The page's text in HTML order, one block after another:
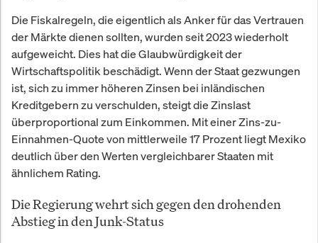
Die Fiskalregeln, die eigentlich als Anker für das Vertrauen
der Märkte dienen sollten, wurden seit 2023 wiederholt
aufgeweicht. Dies hat die Glaubwürdigkeit der
Wirtschaftspolitik beschädigt. Wenn der Staat gezwungen
ist, sich zu immer höheren Zinsen bei inländischen
Kreditgebern zu verschulden, steigt die Zinslast
überproportional zum Einkommen. Mit einer Zins-zu-
Einnahmen-Quote von mittlerweile 17 Prozent liegt Mexiko
deutlich über den Werten vergleichbarer Staaten mit
ähnlichem Rating.
Die Regierung wehrt sich gegen den drohenden
Abstieg in den Junk-Status